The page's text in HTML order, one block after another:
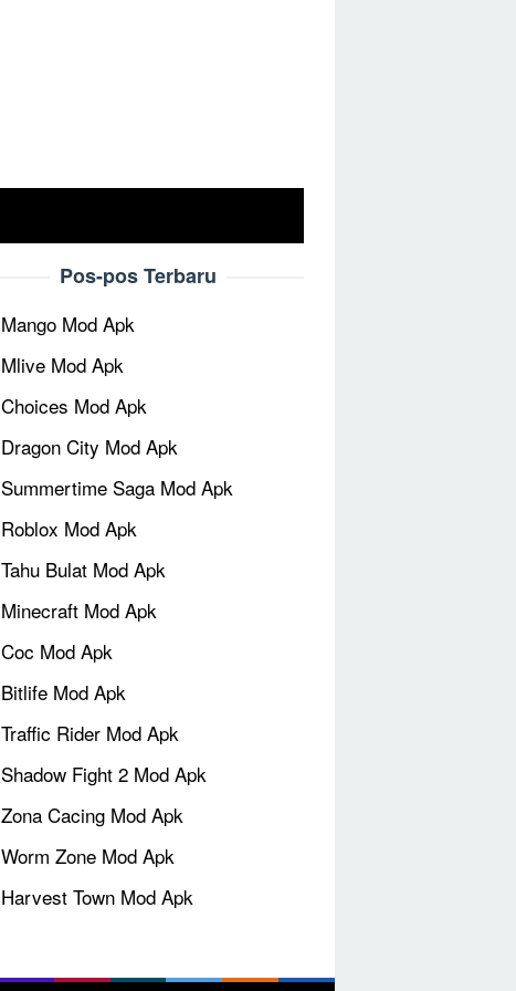
Pos-pos Terbaru
Mango Mod Apk
Mlive Mod Apk
Choices Mod Apk
Dragon City Mod Apk
Summertime Saga Mod Apk
Roblox Mod Apk
Tahu Bulat Mod Apk
Minecraft Mod Apk
Coc Mod Apk
Bitlife Mod Apk
Traffic Rider Mod Apk
Shadow Fight 2 Mod Apk
Zona Cacing Mod Apk
Worm Zone Mod Apk
Harvest Town Mod Apk